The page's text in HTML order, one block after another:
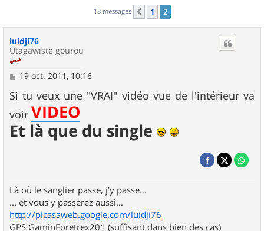
18 messages Précédent
1 2
luidji76
Utagawiste gourou
M
s
s
a
g
e
19 oct. 2011, 10:16
Si tu veux une "VRAI" vidéo vue de l'intérieur va
voir VIDEO
Et là que du single
Là où le sanglier passe, j'y passe...
... et vous y passerez aussi...
http://picasaweb.google.com/luidji76
GPS GaminForetrex201 (suffisant dans bien des cas)